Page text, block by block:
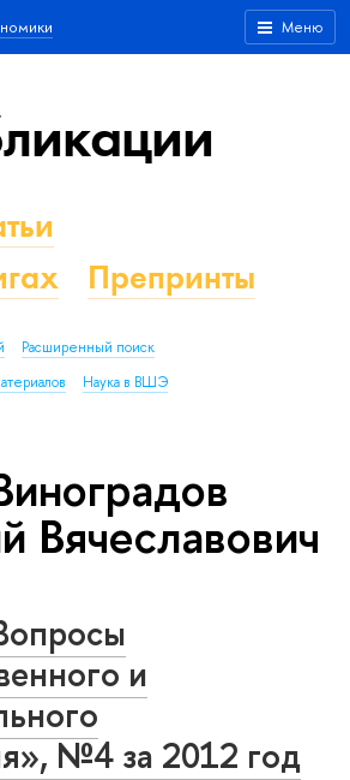
Меню
Препринты
Расширенный поиск
Наука в ВШЭ
Вячеславович
и
№4 за 2012 год